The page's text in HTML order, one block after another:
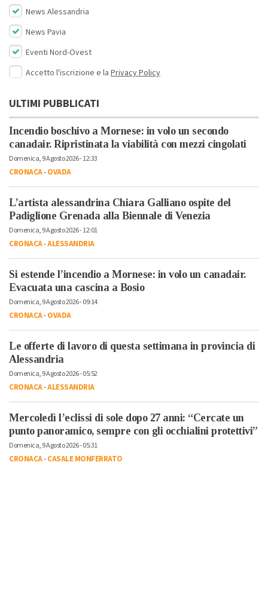
News Alessandria
News Pavia
Eventi Nord-Ovest
Accetto l'iscrizione e la Privacy Policy
ULTIMI PUBBLICATI
Incendio boschivo a Mornese: in volo un secondo
canadair. Ripristinata la viabilità con mezzi cingolati
Domenica, 9 Agosto 2026 - 12:33
CRONACA-OVADA
L’artista alessandrina Chiara Galliano ospite del
Padiglione Grenada alla Biennale di Venezia
Domenica, 9 Agosto 2026 - 12:01
CRONACA-ALESSANDRIA
Si estende l’incendio a Mornese: in volo un canadair.
Evacuata una cascina a Bosio
Domenica, 9 Agosto 2026 - 09:14
CRONACA-OVADA
Le offerte di lavoro di questa settimana in provincia di
Alessandria
Domenica, 9 Agosto 2026 - 05:52
CRONACA-ALESSANDRIA
Mercoledì l’eclissi di sole dopo 27 anni: “Cercate un
punto panoramico, sempre con gli occhialini protettivi”
Domenica, 9 Agosto 2026 - 05:31
CRONACA-CASALE MONFERRATO